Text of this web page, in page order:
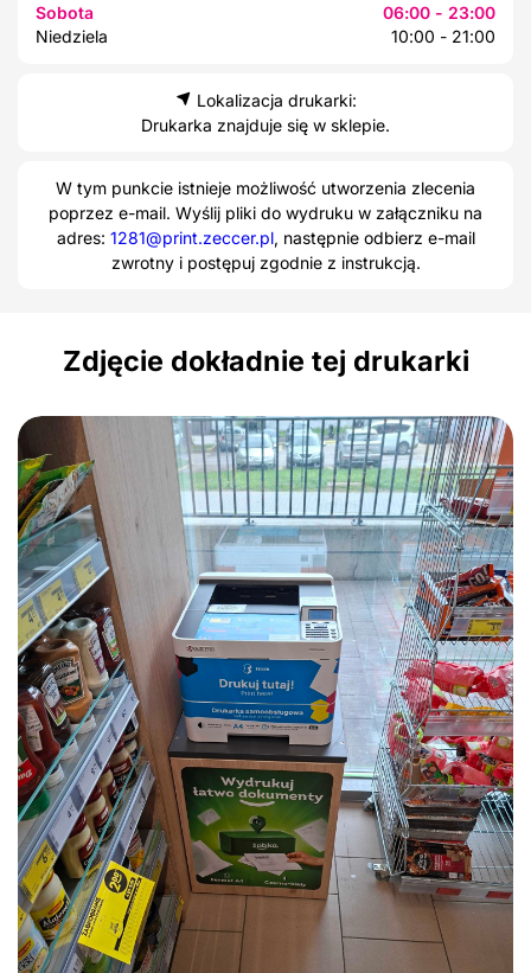
Sobota
06:00 - 23:00
Niedziela
10:00 - 21:00
Lokalizacja drukarki:
Drukarka znajduje się w sklepie.
W tym punkcie istnieje możliwość utworzenia zlecenia
poprzez e-mail. Wyślij pliki do wydruku w załączniku na
adres: 1281@print.zeccer.pl, następnie odbierz e-mail
zwrotny i postępuj zgodnie z instrukcją.
Zdjęcie dokładnie tej drukarki